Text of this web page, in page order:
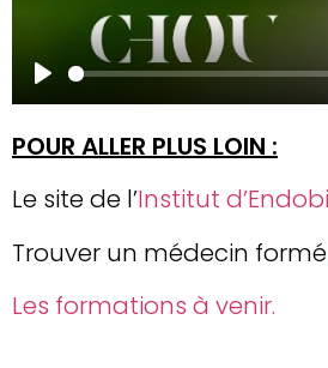
Play
POUR ALLER PLUS LOIN :
Le site de l’Institut
Trouver un médecin formé
Les formations à venir.